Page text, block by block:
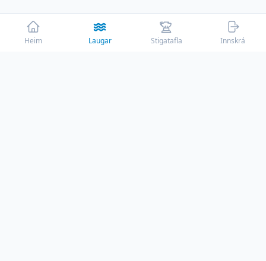
Heim Laugar Stigatafla Innskrá